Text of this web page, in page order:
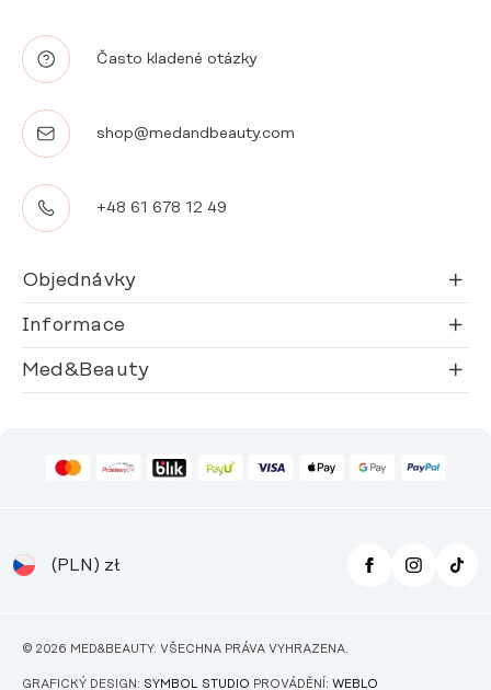
Často kladené otázky
shop@medandbeauty.com
+48 61 678 12 49
Objednávky
Informace
Med&Beauty
(PLN) zł
© 2026 MED&BEAUTY. VŠECHNA PRÁVA VYHRAZENA.
GRAFICKÝ DESIGN: SYMBOL STUDIO PROVÁDĚNÍ: WEBLO